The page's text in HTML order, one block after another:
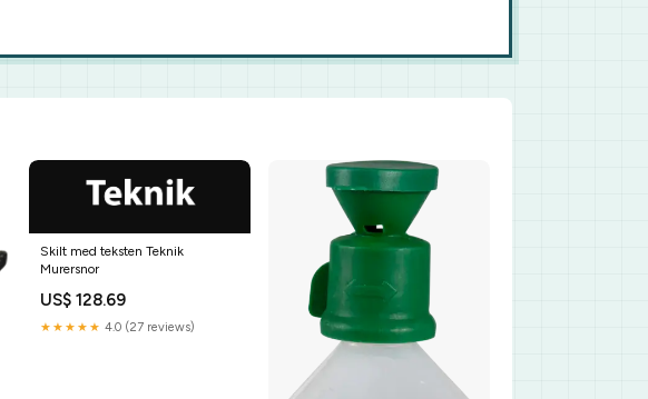
Skilt med teksten Teknik
Murersnor
US$ 128.69
★★★★★ 4.0 (27 reviews)